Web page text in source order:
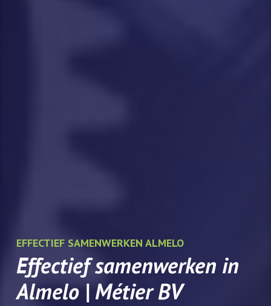
EFFECTIEF SAMENWERKEN ALMELO
Effectief samenwerken in
Almelo | Métier BV